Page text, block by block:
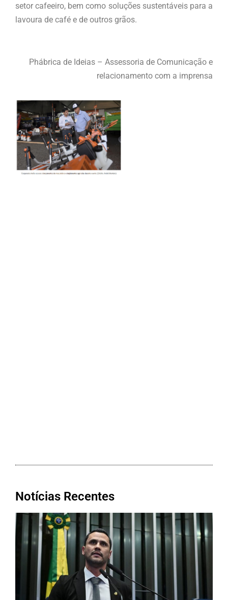
setor cafeeiro, bem como soluções sustentáveis para a
lavoura de café e de outros grãos.
Phábrica de Ideias – Assessoria de Comunicação e
relacionamento com a imprensa
Notícias Recentes